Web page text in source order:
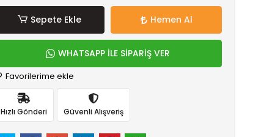
Sepete Ekle Hemen Al
WHATSAPP İLE SİPARİŞ VER
Favorilerime ekle
Hızlı Gönderi Güvenli Alışveriş